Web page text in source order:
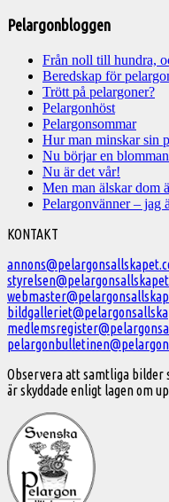
Pelargonbloggen
Från noll till hundra,
Beredskap för
Trött på pelargoner?
Pelargonhöst
Pelargonsommar
Hur man minskar sin
Nu börjar en
Nu är det vår!
Men man älskar dom
Pelargonvänner – jag
Välkommen
till
Svenska
KONTAKT
Observera att samtliga bilder
är skyddade enligt lagen om